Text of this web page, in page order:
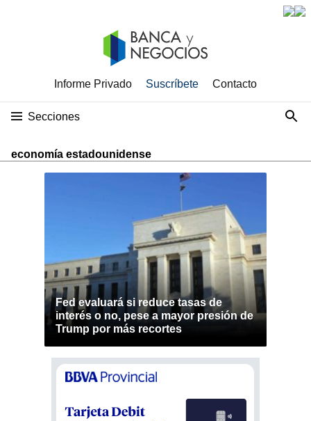
Informe Privado Suscríbete Contacto
Secciones
economía estadounidense
Fed evaluará si reduce tasas de
interés o no, pese a mayor presión de
Trump por más recortes